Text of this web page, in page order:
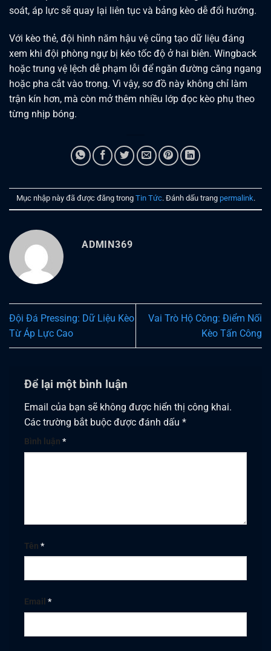
soát, áp lực sẽ quay lại liên tục và bảng kèo dễ đổi hướng.
Với kèo thẻ, đội hình năm hậu vệ cũng tạo dữ liệu đáng
xem khi đội phòng ngự bị kéo tốc độ ở hai biên. Wingback
hoặc trung vệ lệch dễ phạm lỗi để ngăn đường căng ngang
hoặc pha cắt vào trong. Vì vậy, sơ đồ này không chỉ làm
trận kín hơn, mà còn mở thêm nhiều lớp đọc kèo phụ theo
từng nhịp bóng.
Mục nhập này đã được đăng trong Tin Tức. Đánh dấu trang permalink.
ADMIN369
Đội Đá Pressing: Dữ Liệu Kèo
Từ Áp Lực Cao
Vai Trò Hộ Công: Điểm Nối
Kèo Tấn Công
Để lại một bình luận
Email của bạn sẽ không được hiển thị công khai.
Các trường bắt buộc được đánh dấu *
Bình luận *
Tên *
Email *